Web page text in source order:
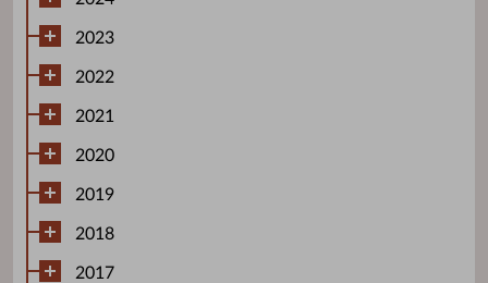
2023
2022
2021
2020
2019
2018
2017